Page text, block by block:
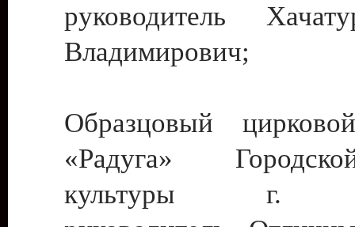
руководитель
Владимирович;
Образцовый
«Радуга»
культуры г.